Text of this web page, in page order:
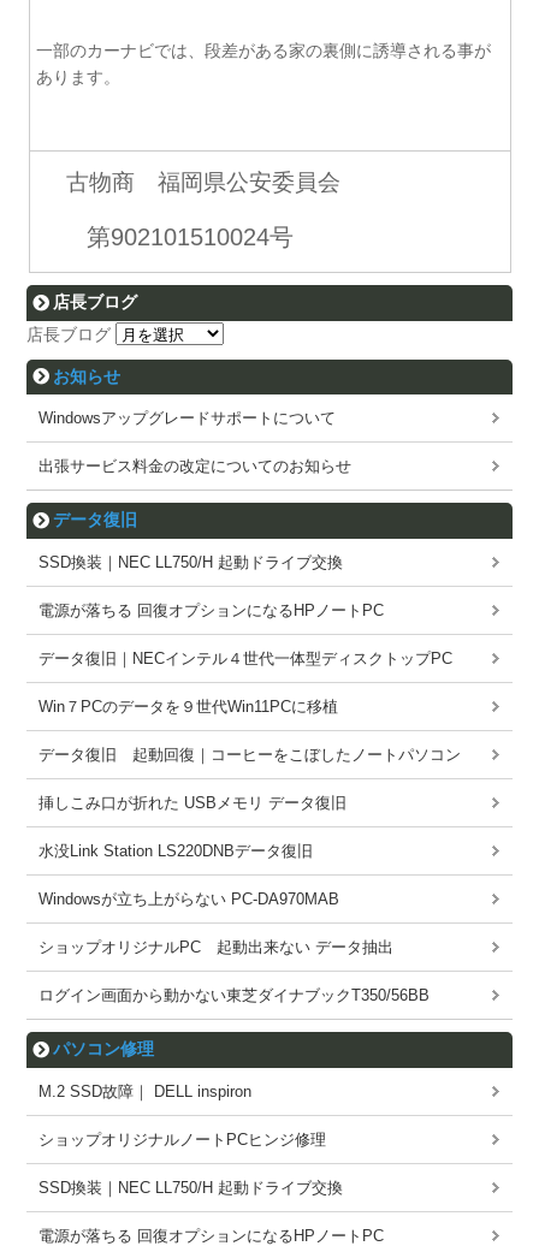
一部のカーナビでは、段差がある家の裏側に誘導される事が
あります。
古物商 福岡県公安委員会
第902101510024号
店長ブログ
店長ブログ
お知らせ
Windowsアップグレードサポートについて
出張サービス料金の改定についてのお知らせ
データ復旧
SSD換装｜NEC LL750/H 起動ドライブ交換
電源が落ちる 回復オプションになるHPノートPC
データ復旧｜NECインテル４世代一体型ディスクトップPC
Win７PCのデータを９世代Win11PCに移植
データ復旧 起動回復｜コーヒーをこぼしたノートパソコン
挿しこみ口が折れた USBメモリ データ復旧
水没Link Station LS220DNBデータ復旧
Windowsが立ち上がらない PC-DA970MAB
ショップオリジナルPC 起動出来ない データ抽出
ログイン画面から動かない東芝ダイナブックT350/56BB
パソコン修理
M.2 SSD故障｜ DELL inspiron
ショップオリジナルノートPCヒンジ修理
SSD換装｜NEC LL750/H 起動ドライブ交換
電源が落ちる 回復オプションになるHPノートPC